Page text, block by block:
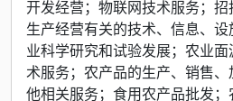
开发经营；物联网技术服务；
生产经营有关的技术、信息、
业科学研究和试验发展；农业
术服务；农产品的生产、销售
他相关服务；食用农产品批发